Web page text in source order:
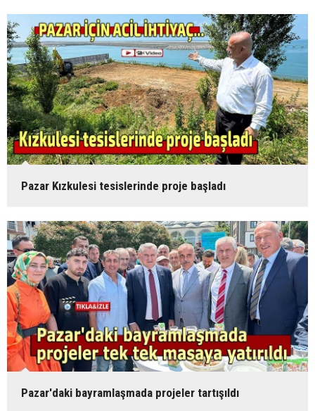
Pazar Kızkulesi tesislerinde proje başladı
Pazar'daki bayramlaşmada projeler tartışıldı